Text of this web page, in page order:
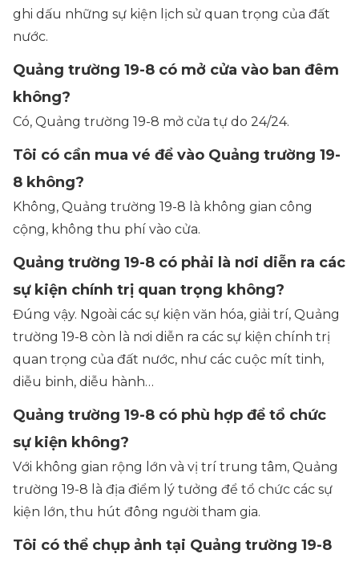
ghi dấu những sự kiện lịch sử quan trọng của đất
nước.
Quảng trường 19-8 có mở cửa vào ban đêm
không?
Có, Quảng trường 19-8 mở cửa tự do 24/24.
Tôi có cần mua vé để vào Quảng trường 19-
8 không?
Không, Quảng trường 19-8 là không gian công
cộng, không thu phí vào cửa.
Quảng trường 19-8 có phải là nơi diễn ra các
sự kiện chính trị quan trọng không?
Đúng vậy. Ngoài các sự kiện văn hóa, giải trí, Quảng
trường 19-8 còn là nơi diễn ra các sự kiện chính trị
quan trọng của đất nước, như các cuộc mít tinh,
diễu binh, diễu hành…
Quảng trường 19-8 có phù hợp để tổ chức
sự kiện không?
Với không gian rộng lớn và vị trí trung tâm, Quảng
trường 19-8 là địa điểm lý tưởng để tổ chức các sự
kiện lớn, thu hút đông người tham gia.
Tôi có thể chụp ảnh tại Quảng trường 19-8